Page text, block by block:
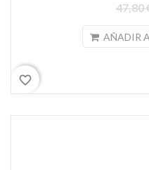
47,80
AÑADIR
favorite_border